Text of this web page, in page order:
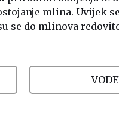
mlina. Uvijek
se do mlinova